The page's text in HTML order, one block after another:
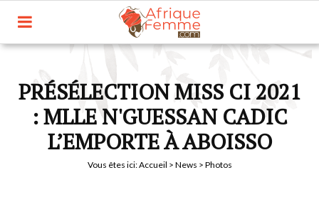
PRÉSÉLECTION MISS CI 2021
: MLLE N'GUESSAN CADIC
L’EMPORTE À ABOISSO
Vous êtes ici:Accueil > News > Photos